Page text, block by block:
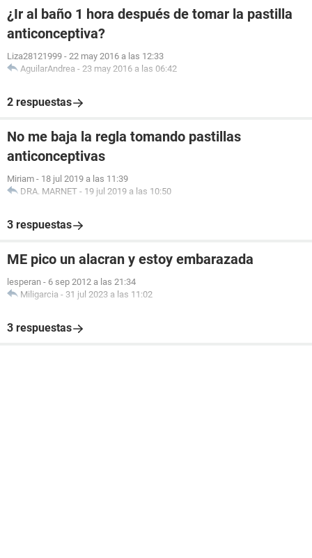
¿Ir al baño 1 hora después de tomar la pastilla
anticonceptiva?
Liza28121999 - 22 may 2016 a las 12:33
AguilarAndrea - 23 may 2016 a las 06:42
2 respuestas
No me baja la regla tomando pastillas
anticonceptivas
Miriam - 18 jul 2019 a las 11:39
DRA. MARNET - 19 jul 2019 a las 10:50
3 respuestas
ME pico un alacran y estoy embarazada
lesperan - 6 sep 2012 a las 21:34
Miligarcia - 31 jul 2023 a las 11:02
3 respuestas